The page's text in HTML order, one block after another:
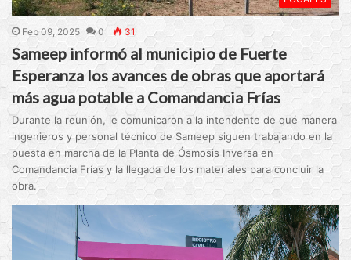
Feb 09, 2025 0 31
Sameep informó al municipio de Fuerte
Esperanza los avances de obras que aportará
más agua potable a Comandancia Frías
Durante la reunión, le comunicaron a la intendente de qué manera
ingenieros y personal técnico de Sameep siguen trabajando en la
puesta en marcha de la Planta de Ósmosis Inversa en
Comandancia Frías y la llegada de los materiales para concluir la
obra.